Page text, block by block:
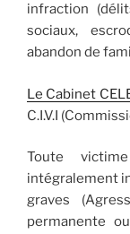
infraction
sociaux,
abandon de
Le Cabinet
C.I.V.I
Toute
intégralement
graves
permanente